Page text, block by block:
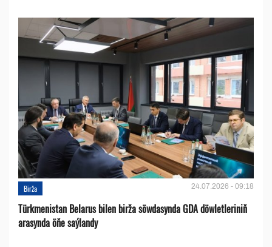
Birža 24.07.2026 - 09:18
Türkmenistan Belarus bilen birža söwdasynda GDA döwletleriniň
arasynda öňe saýlandy